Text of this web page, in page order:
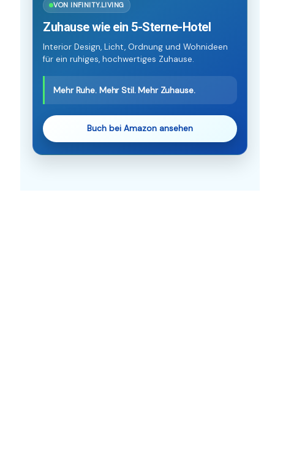
VON INFINITY.LIVING
Zuhause wie ein 5-Sterne-Hotel
Interior Design, Licht, Ordnung und Wohnideen
für ein ruhiges, hochwertiges Zuhause.
Mehr Ruhe. Mehr Stil. Mehr Zuhause.
Buch bei Amazon ansehen